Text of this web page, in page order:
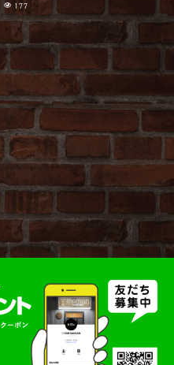
177